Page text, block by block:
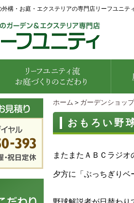
外構・お庭・エクステリアの専門店リーフユニテ
ホーム ＞ ガーデンショッ
おもろい野
またまたＡＢＣラジオ
夕方に「ぶっちぎりベ